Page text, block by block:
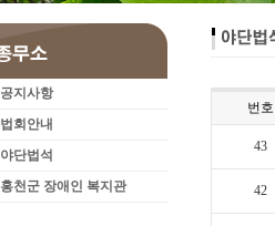
공지사항
법회안내
야단법석
홍천군 장애인 복지관
번호
43
42